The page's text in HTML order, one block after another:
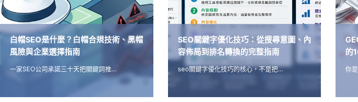
白帽SEO是什麼？白帽合規技術、黑帽
風險與企業選擇指南
一家SEO公司承諾三十天把關鍵詞推…
SEO關鍵字優化技巧：從搜尋意圖、內
容佈局到排名轉換的完整指南
seo關鍵字優化技巧的核心，不是把…
的
你